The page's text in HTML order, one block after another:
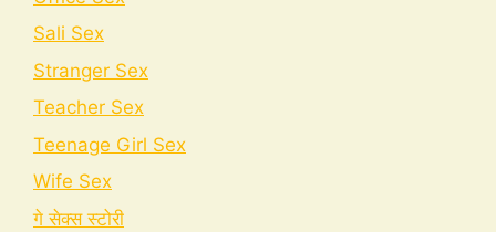
Sali Sex
Stranger Sex
Teacher Sex
Teenage Girl Sex
Wife Sex
गे सेक्स स्टोरी